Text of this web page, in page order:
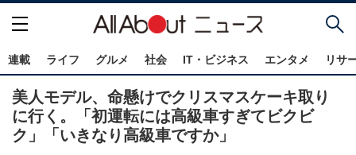
連載 ライフ グルメ 社会 IT・ビジネス エンタメ リサ
美人モデル、命懸けでクリスマスケーキ取り
に行く。「初運転には高級車すぎてビクビ
ク」「いきなり高級車ですか」